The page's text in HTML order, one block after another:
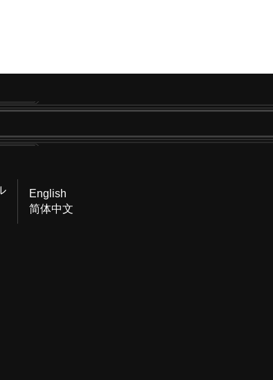
English
简体中文